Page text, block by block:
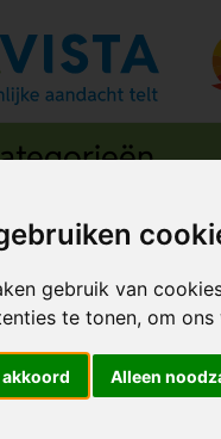
gebruik van
te tonen, om
akkoord Alleen
Drinkbekers
Recycled